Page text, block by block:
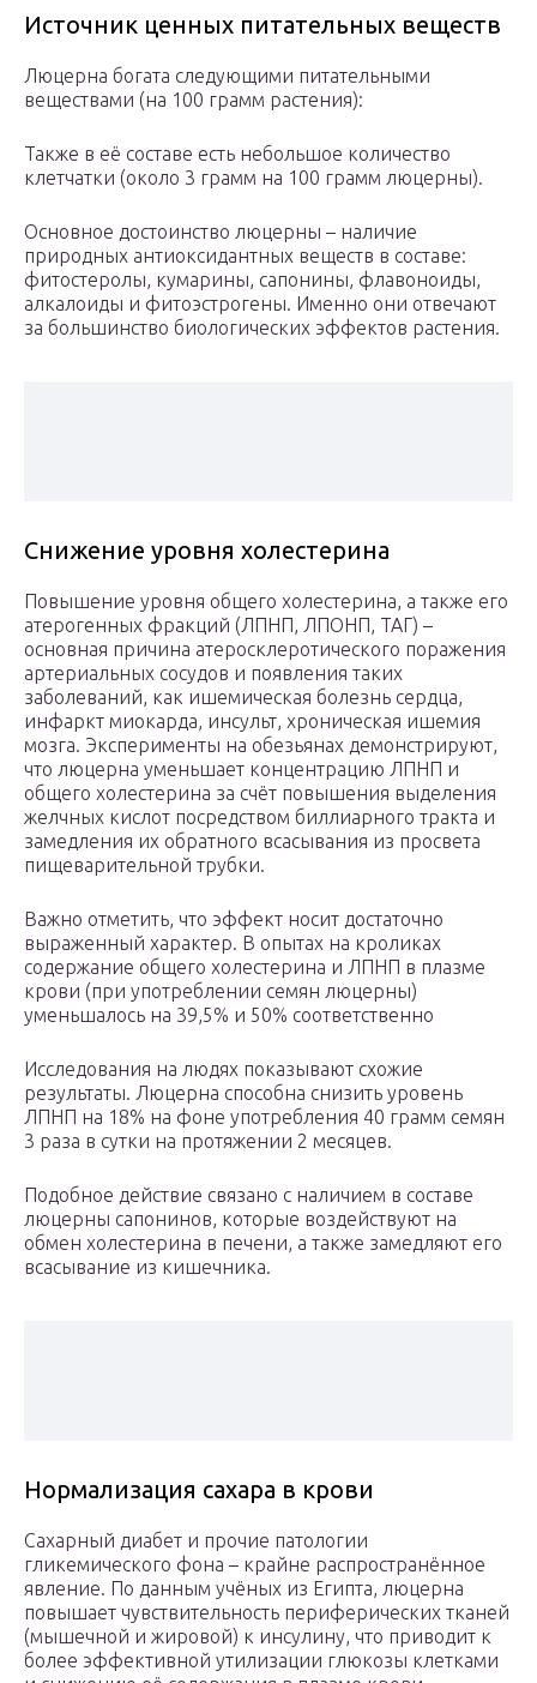
Источник ценных питательных веществ
Люцерна богата следующими питательными
веществами (на 100 грамм растения):
Также в её составе есть небольшое количество
клетчатки (около 3 грамм на 100 грамм люцерны).
Основное достоинство люцерны – наличие
природных антиоксидантных веществ в составе:
фитостеролы, кумарины, сапонины, флавоноиды,
алкалоиды и фитоэстрогены. Именно они отвечают
за большинство биологических эффектов растения.
Снижение уровня холестерина
Повышение уровня общего холестерина, а также его
атерогенных фракций (ЛПНП, ЛПОНП, ТАГ) –
основная причина атеросклеротического поражения
артериальных сосудов и появления таких
заболеваний, как ишемическая болезнь сердца,
инфаркт миокарда, инсульт, хроническая ишемия
мозга. Эксперименты на обезьянах демонстрируют,
что люцерна уменьшает концентрацию ЛПНП и
общего холестерина за счёт повышения выделения
желчных кислот посредством биллиарного тракта и
замедления их обратного всасывания из просвета
пищеварительной трубки.
Важно отметить, что эффект носит достаточно
выраженный характер. В опытах на кроликах
содержание общего холестерина и ЛПНП в плазме
крови (при употреблении семян люцерны)
уменьшалось на 39,5% и 50% соответственно
Исследования на людях показывают схожие
результаты. Люцерна способна снизить уровень
ЛПНП на 18% на фоне употребления 40 грамм семян
3 раза в сутки на протяжении 2 месяцев.
Подобное действие связано с наличием в составе
люцерны сапонинов, которые воздействуют на
обмен холестерина в печени, а также замедляют его
всасывание из кишечника.
Нормализация сахара в крови
Сахарный диабет и прочие патологии
гликемического фона – крайне распространённое
явление. По данным учёных из Египта, люцерна
повышает чувствительность периферических тканей
(мышечной и жировой) к инсулину, что приводит к
более эффективной утилизации глюкозы клетками